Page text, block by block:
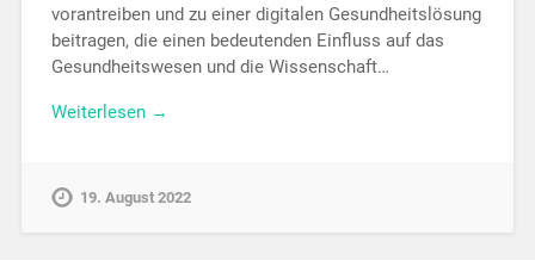
vorantreiben und zu einer digitalen Gesundheitslösung
beitragen, die einen bedeutenden Einfluss auf das
Gesundheitswesen und die Wissenschaft…
Weiterlesen →
19. August 2022